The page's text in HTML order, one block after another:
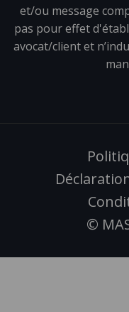
et/ou message
pas pour effet
avocat/client et
©